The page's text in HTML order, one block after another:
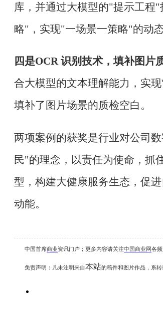
库，并通过大模型的"提示工程
略"，实现"一场景一策略"的动
四是OCR 识别技术，填补图片
合大模型的文本理解能力，实
填补了图片场景的质检空白。
两项案例的获奖是行业对公司
民"的理念，以责任为使命，抓
型，构建大健康服务生态，促
动能。
中国首席商业资讯 门户；更多内容请关注中国商业网各
免责声明：凡未注明来自本站的稿件和图片作品，系